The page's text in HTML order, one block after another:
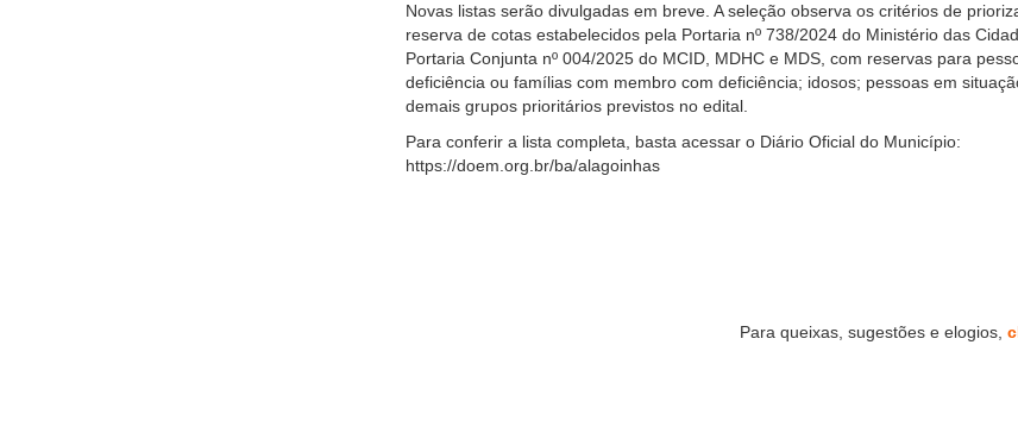
Novas listas serão divulgadas em breve. A seleção observa os critérios de
reserva de cotas estabelecidos pela Portaria nº 738/2024 do Ministério das
Portaria Conjunta nº 004/2025 do MCID, MDHC e MDS, com reservas para
deficiência ou famílias com membro com deficiência; idosos; pessoas em
demais grupos prioritários previstos no edital.
Para conferir a lista completa, basta acessar o Diário Oficial do Município:
https://doem.org.br/ba/alagoinhas
Para queixas, sugestões e elogios,